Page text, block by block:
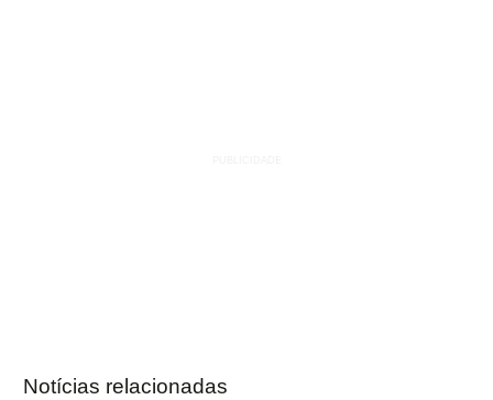
Notícias relacionadas